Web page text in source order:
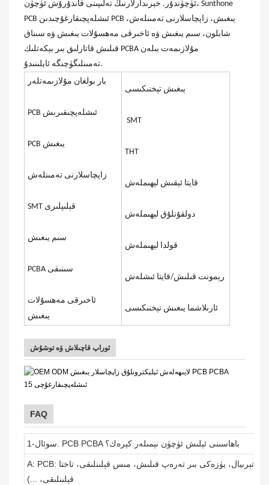
ئۈچۈندۇر. خېرىدارلارنىڭ تەلىپىنى قاندۇرۇش ئۈچۈن، Sunthone
PCB ئىشلەپچىقارغۇچىدىن PCB يىغىش، زاپچاسلارنى تەمىنلەش،
شابلون، سىم يىغىش ۋە ئاخىرقى مەھسۇلات يىغىش ۋە سىناق
قىلىش قاتارلىق بىر بېكەتلىك PCBA مۇلازىمەت بىلەن
تەمىنلىگۈچىگە ئايلىنىدۇ.
بار بولغان مۇلازىمەتلەر
PCB ئىشلەپچىقىرىش
PCB يىغىش
زاپچاسلارنى تەمىنلەش
SMT قېلىپلىرى
سىم يىغىش
PCBA سىنىقى
ئاخىرقى مەھسۇلات
يىغىش
يىغىش تېخنىكىسى
SMT
THT
قايتا ئېقىش لېھىملەش
دولقۇنلۇق لېھىملەش
قولدا لېھىملەش
رېمونت قىلىش/قايتا ئىشلەش
ئارىلاشما يىغىش تېخنىكىسى
ئوراپ قاچىلاش ۋە توشۇش
FAQ
1-سوئال. PCB PCBA باھاسىنى ئېلىش ئۈچۈن نېمىلەر كېرەك؟
A: PCB: سانى، گېربېر ھۆججىتى ۋە تېخنىكىلىق تەلەپلەر (ماتېرىيال، يۈزەكى بىر تەرەپ قىلىش، مىس قېلىنلىقى، تاختا
قېلىنلىقى، ...)